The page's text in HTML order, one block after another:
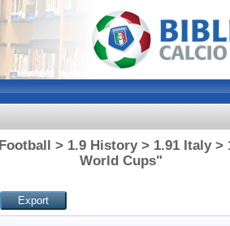
> 1.9 History > 1.91 Italy >
World Cups"